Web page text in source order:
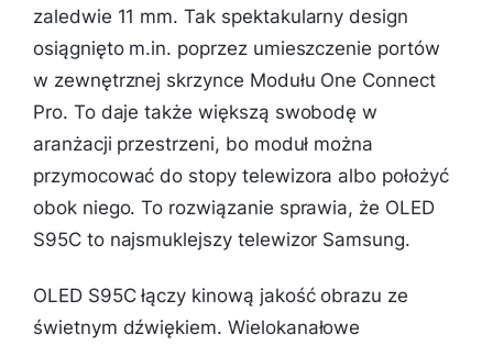
zaledwie 11 mm. Tak spektakularny design
osiągnięto m.in. poprzez umieszczenie portów
w zewnętrznej skrzynce Modułu One Connect
Pro. To daje także większą swobodę w
aranżacji przestrzeni, bo moduł można
przymocować do stopy telewizora albo położyć
obok niego. To rozwiązanie sprawia, że OLED
S95C to najsmuklejszy telewizor Samsung.
OLED S95C łączy kinową jakość obrazu ze
świetnym dźwiękiem. Wielokanałowe